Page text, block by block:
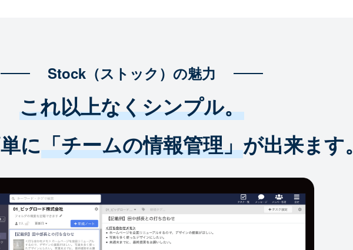
Stock（ストック）の魅力
これ以上なくシンプル。
に「チームの情報管理」が出来ます。